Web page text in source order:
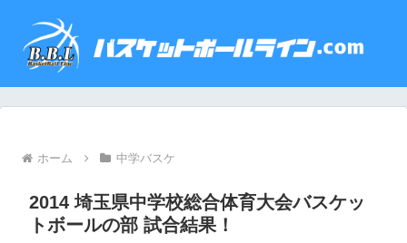
ホーム 中学バスケ
2014 埼玉県中学校総合体育大会バスケッ
トボールの部 試合結果！